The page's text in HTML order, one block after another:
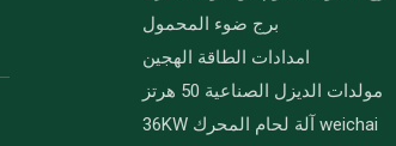
برج ضوء المحمول
امدادات الطاقة الهجين
مولدات الديزل الصناعية 50 هرتز
36KW آلة لحام المحرك weichai